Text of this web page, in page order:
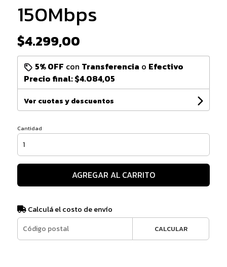
150Mbps
$4.299,00
5% OFF con Transferencia o Efectivo
Precio final:$4.084,05
Ver cuotas y descuentos
Cantidad
AGREGAR AL CARRITO
Calculá el costo de envío
CALCULAR